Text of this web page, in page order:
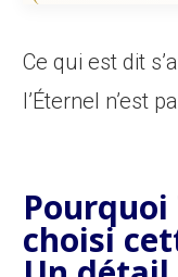
Ce qui est dit
l’Éternel n’est
choisi